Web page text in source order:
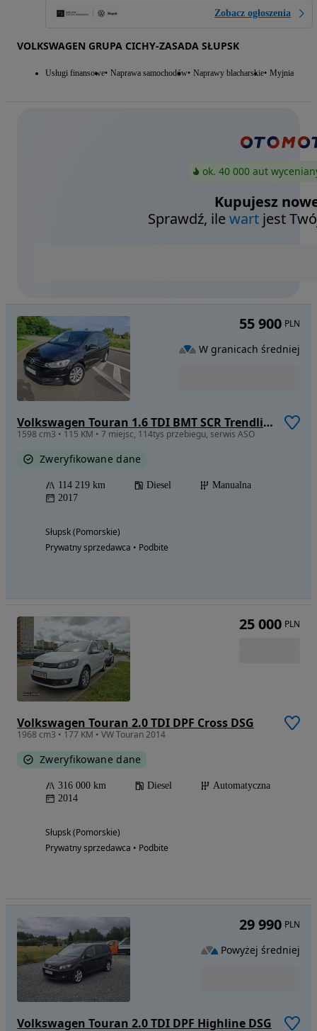
Zobacz ogłoszenia
VOLKSWAGEN GRUPA CICHY-ZASADA SŁUPSK
Usługi finansowe Naprawa samochodów Naprawy blacharskie Myjnia
ok. 40 000 aut
Kupujesz
Sprawdź, ilewart jest
Volkswagen Touran 1.6 TDI BMT SCR Trendline
1598 cm3 • 115 KM • 7 miejsc, 114tys przebiegu, serwis ASO
Zweryfikowane dane
114 219 km Diesel
Manualna
2017
Słupsk (Pomorskie)
Prywatny sprzedawca • Podbite
55 900 PLN
W granicach średniej
Volkswagen Touran 2.0 TDI DPF Cross DSG
1968 cm3 • 177 KM • VW Touran 2014
Zweryfikowane dane
316 000 km Diesel
Automatyczna
2014
Słupsk (Pomorskie)
Prywatny sprzedawca • Podbite
25 000 PLN
Volkswagen Touran 2.0 TDI DPF Highline DSG
29 990 PLN
Powyżej średniej